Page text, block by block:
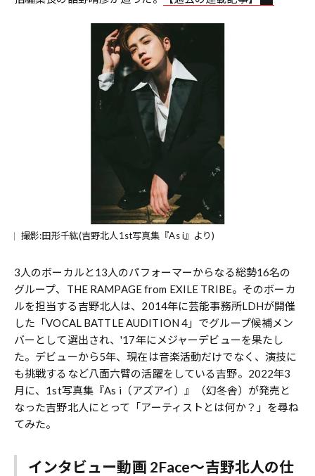
撮影:田形千紘(吉野北人1st写真集『As i』より)
3人のボーカルと13人のパフォーマーからなる総勢16名の
グループ、THE RAMPAGE from EXILE TRIBE。そのボーカ
ルを担当する吉野北人は、2014年に芸能事務所LDHが開催
した「VOCAL BATTLE AUDITION 4」でグループ候補メン
バーとして選出され、'17年にメジャーデビューを果たし
た。デビューから5年、現在は音楽活動だけでなく、演技に
も挑戦するなど八面六臂の活躍をしている吉野。2022年3
月に、1st写真集『As i（アズアイ）』（幻冬舎）が発売と
なった吉野北人にとって「アーティストとは何か？」を尋ね
てみた。
インタビュー動画 2Face〜吉野北人の仕